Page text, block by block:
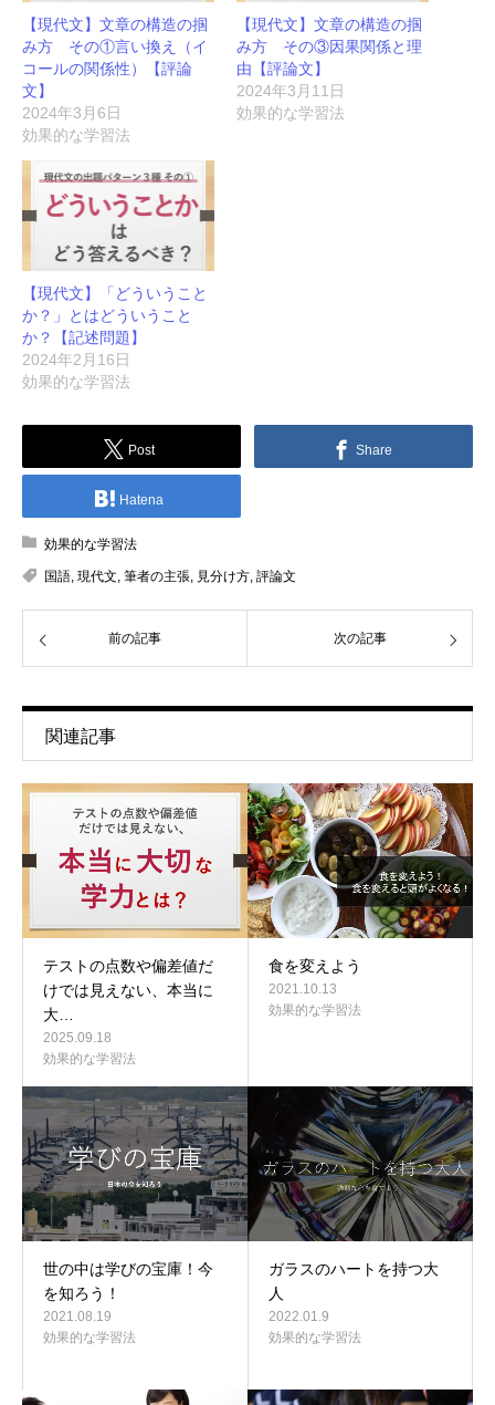
【現代文】文章の構造の掴
み方 その①言い換え（イ
コールの関係性）【評論
文】
2024年3月6日
効果的な学習法
【現代文】文章の構造の掴
み方 その③因果関係と理
由【評論文】
2024年3月11日
効果的な学習法
【現代文】「どういうこと
か？」とはどういうこと
か？【記述問題】
2024年2月16日
効果的な学習法
Post Share
Hatena
効果的な学習法
国語, 現代文, 筆者の主張, 見分け方, 評論文
前の記事 次の記事
関連記事
テストの点数や偏差値だ
けでは見えない、本当に
大…
2025.09.18
効果的な学習法
食を変えよう
2021.10.13
効果的な学習法
世の中は学びの宝庫！今
を知ろう！
2021.08.19
効果的な学習法
ガラスのハートを持つ大
人
2022.01.9
効果的な学習法